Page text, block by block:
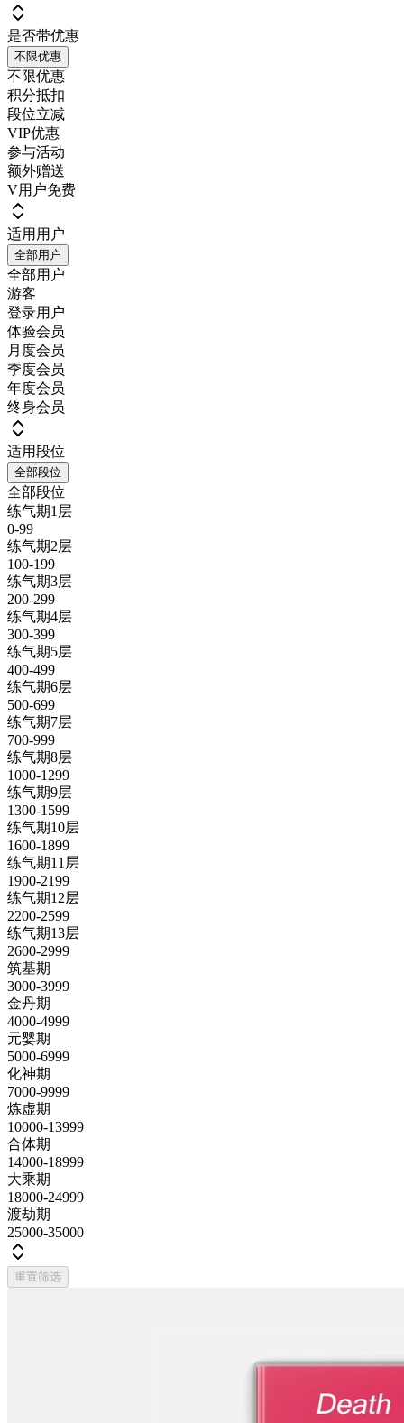
是否带优惠
不限优惠
不限优惠
积分抵扣
段位立减
VIP优惠
参与活动
额外赠送
V用户免费
适用用户
全部用户
全部用户
游客
登录用户
体验会员
月度会员
季度会员
年度会员
终身会员
适用段位
全部段位
全部段位
练气期1层
0-99
练气期2层
100-199
练气期3层
200-299
练气期4层
300-399
练气期5层
400-499
练气期6层
500-699
练气期7层
700-999
练气期8层
1000-1299
练气期9层
1300-1599
练气期10层
1600-1899
练气期11层
1900-2199
练气期12层
2200-2599
练气期13层
2600-2999
筑基期
3000-3999
金丹期
4000-4999
元婴期
5000-6999
化神期
7000-9999
炼虚期
10000-13999
合体期
14000-18999
大乘期
18000-24999
渡劫期
25000-35000
重置筛选